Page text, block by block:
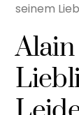
seinem